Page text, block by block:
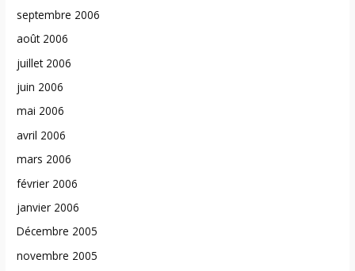
septembre 2006
août 2006
juillet 2006
juin 2006
mai 2006
avril 2006
mars 2006
février 2006
janvier 2006
Décembre 2005
novembre 2005